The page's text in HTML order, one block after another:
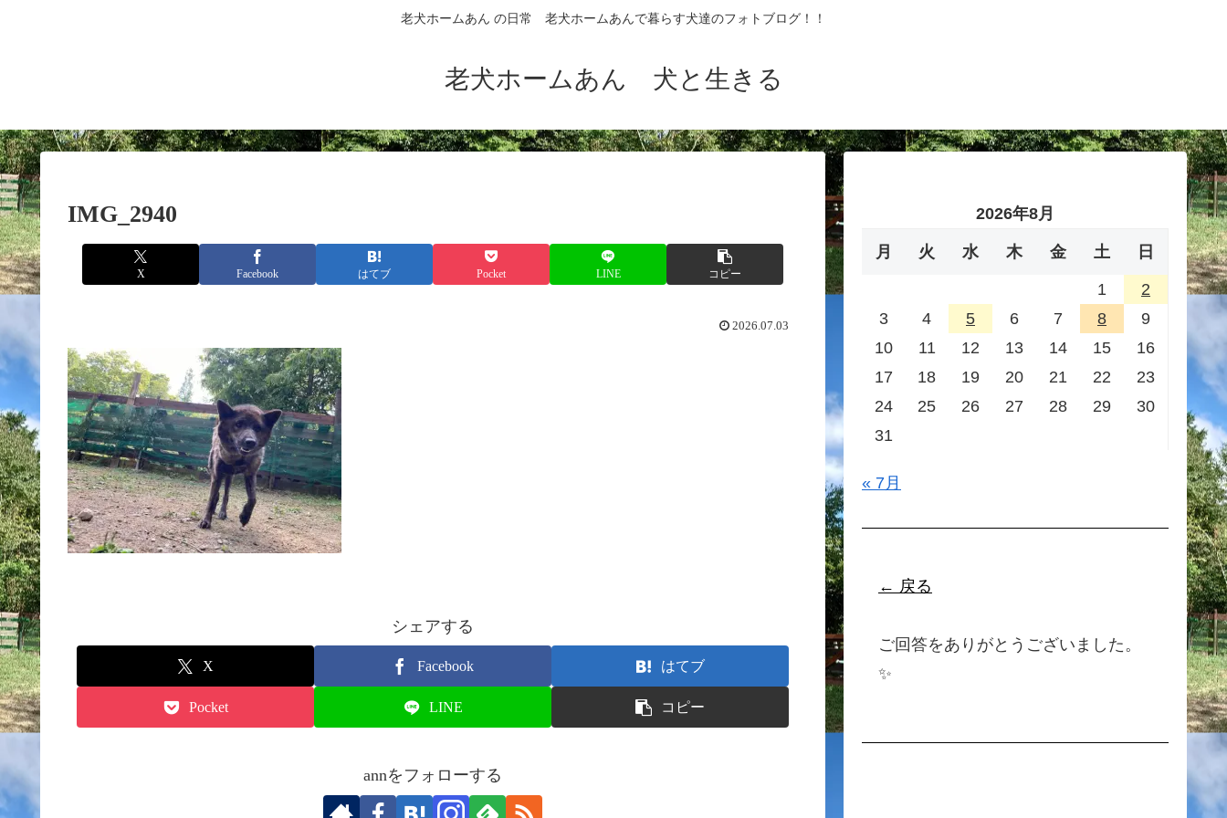
老犬ホームあん の日常 老犬ホームあんで暮らす犬達のフォトブログ！！
老犬ホームあん 犬と生きる
IMG_2940
X Facebook はてブ Pocket LINE コピー
2026.07.03
シェアする
X Facebook はてブ
Pocket LINE コピー
annをフォローする
2026年8月
月 火 水 木 金 土 日
1
2
3
4 5 6 7 8
9
10
11 12 13 14 15
16
17
18 19 20 21 22
23
24
25 26 27 28 29
30
31
« 7月
← 戻る
ご回答をありがとうございました。
✨